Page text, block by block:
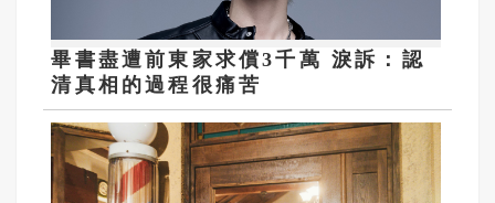
畢書盡遭前東家求償3千萬 淚訴：認
清真相的過程很痛苦